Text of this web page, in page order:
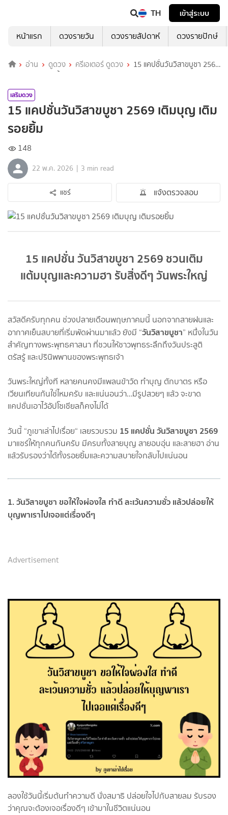
TH
เข้าสู่ระบบ
หน้าแรก
ดวงรายวัน ดวงรายสัปดาห์ ดวงรายปักษ์
อ่าน ดูดวง ครีเอเตอร์ ดูดวง
15 แคปชั่นวันวิสาขบูชา 2569
เสริมดวง
15 แคปชั่นวันวิสาขบูชา 2569 เติมบุญ เติม
รอยยิ้ม
148
22 พ.ค. 2026 | 3 min read
แชร์ แจ้งตรวจสอบ
15 แคปชั่น วันวิสาขบูชา 2569 ชวนเติม
แต้มบุญและความฮา รับสิ่งดีๆ วันพระใหญ่
สวัสดีครับทุกคน ช่วงปลายเดือนพฤษภาคมนี้ นอกจากสายฝนและ
อากาศเย็นสบายที่เริ่มพัดผ่านมาแล้ว ยังมี “วันวิสาขบูชา” หนึ่งในวัน
สำคัญทางพระพุทธศาสนา ที่ชวนให้ชาวพุทธระลึกถึงวันประสูติ
ตรัสรู้ และปรินิพพานของพระพุทธเจ้า
วันพระใหญ่ทั้งที หลายคนคงมีแพลนข้าวัด ทำบุญ ตักบาตร หรือ
เวียนเทียนกันใช่ไหมครับ และแน่นอนว่า…มีรูปสวยๆ แล้ว จะขาด
แคปชั่นเอาไว้อัปโซเชียลก็คงไม่ได้
วันนี้ “ภูเขาเล่าไปเรื่อย“ เลยรวบรวม 15 แคปชั่น วันวิสาขบูชา 2569
มาแชร์ให้ทุกคนกันครับ มีครบทั้งสายบุญ สายอบอุ่น และสายฮา อ่าน
แล้วรับรองว่าได้ทั้งรอยยิ้มและความสบายใจกลับไปแน่นอน
1. วันวิสาขบูชา ขอให้ใจผ่องใส ทำดี ละเว้นความชั่ว แล้วปล่อยให้
บุญพาเราไปเจอแต่เรื่องดีๆ
Advertisement
ลองใช้วันนี้เริ่มต้นทำความดี นั่งสมาธิ ปล่อยใจไปกับสายลม รับรอง
ว่าคุณจะต้องเจอเรื่องดีๆ เข้ามาในชีวิตแน่นอน